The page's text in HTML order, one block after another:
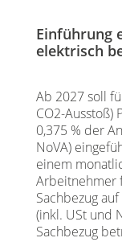
Einführung
elektrisch
Ab 2027 soll
CO2-Ausstoß)
0,375 % der
NoVA)
einem
Arbeitnehmer
Sachbezug
(inkl. USt und
Sachbezug